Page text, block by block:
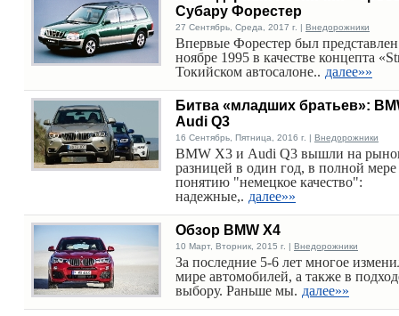
Субару Форестер
27 Сентябрь, Среда, 2017 г. | Внедорожники
Впервые Форестер был
ноябре 1995 в качестве концепта
Токийском автосалоне.. далее»»
Битва «младших братьев»:
Audi Q3
16 Сентябрь, Пятница, 2016 г. | Внедорожники
BMW X3 и Audi Q3 вышли на
разницей в один год, в полной мере
понятию "немецкое качество":
надежные,. далее»»
Обзор BMW X4
10 Март, Вторник, 2015 г. | Внедорожники
За последние 5-6 лет многое
мире автомобилей, а также в
выбору. Раньше мы. далее»»